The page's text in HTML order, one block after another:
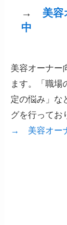
→ 美容
中
美容オーナー
ます。「職場
定の悩み」な
グを行ってお
→ 美容オー